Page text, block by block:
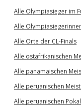
Alle Olympiasieger im
Alle
Alle Orte der CL-Finals
Alle ostafrikanischen
Alle panamaischen
Alle peruanischen
Alle peruanischen